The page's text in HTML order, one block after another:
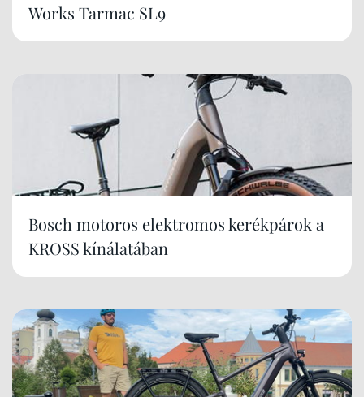
Works Tarmac SL9
Bosch motoros elektromos kerékpárok a
KROSS kínálatában